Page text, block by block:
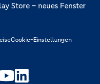
Cookie-Einstellungen
www.youtube.com/
https://